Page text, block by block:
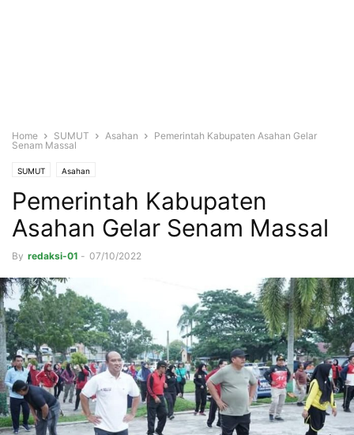
Home SUMUT Asahan
Pemerintah Kabupaten Asahan Gelar
Senam Massal
SUMUT Asahan
Pemerintah Kabupaten
Asahan Gelar Senam Massal
By redaksi-01 - 07/10/2022